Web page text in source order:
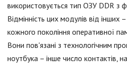
використовується тип ОЗУ DDR з
Відмінність цих модулів від інших
кожного покоління оперативної
Вони пов'язані з технологічним
ноутбука – інше число контактів,